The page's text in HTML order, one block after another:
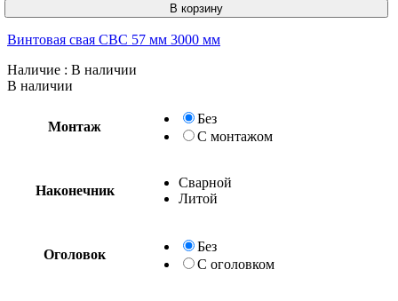
В корзину
Винтовая свая СВС 57 мм 3000 мм
Наличие : В наличии
В наличии
Монтаж
Без
С монтажом
Наконечник
Сварной
Литой
Оголовок
Без
С оголовком